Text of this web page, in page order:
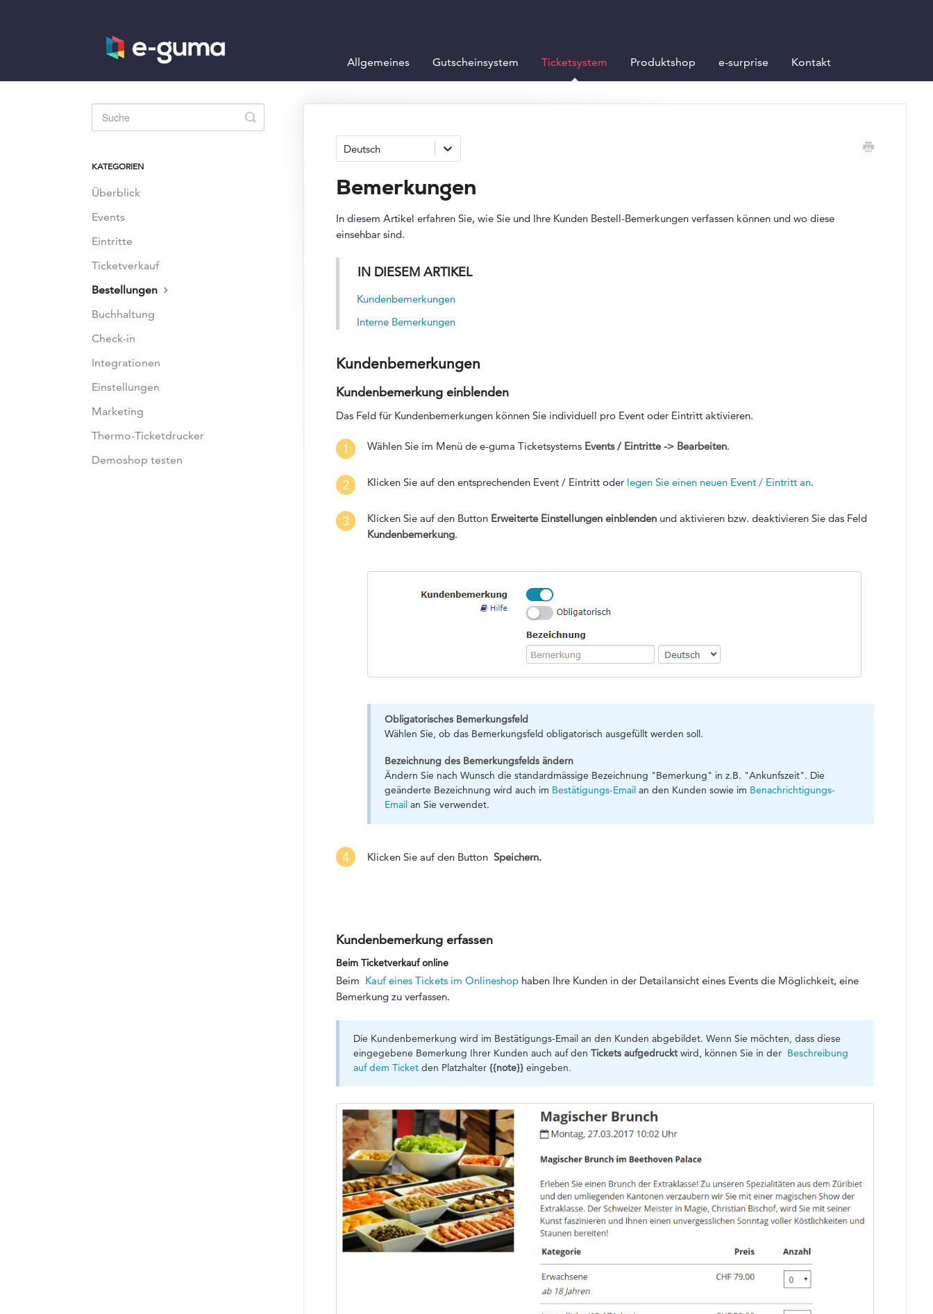
Allgemeines Gutscheinsystem Ticketsystem Produktshop e-surprise Kontakt
Deutsch
Bemerkungen
In diesem Artikel erfahren Sie, wie Sie und Ihre Kunden Bestell-Bemerkungen verfassen können und wo diese
einsehbar sind.
IN DIESEM ARTIKEL
Kundenbemerkungen
Interne Bemerkungen
Kundenbemerkungen
Kundenbemerkung einblenden
Das Feld für Kundenbemerkungen können Sie individuell pro Event oder Eintritt aktivieren.
1 Wählen Sie im Menü de e-guma Ticketsystems Events / Eintritte -> Bearbeiten.
2 Klicken Sie auf den entsprechenden Event / Eintritt oder legen Sie einen neuen Event / Eintritt an.
3 Klicken Sie auf den Button Erweiterte Einstellungen einblendenund aktivieren bzw. deaktivieren Sie das Feld
Kundenbemerkung.
Obligatorisches Bemerkungsfeld
Wählen Sie, ob das Bemerkungsfeld obligatorisch ausgefüllt werden soll.
Bezeichnung des Bemerkungsfelds ändern
Ändern Sie nach Wunsch die standardmässige Bezeichnung "Bemerkung" in z.B. "Ankunfszeit". Die
geänderte Bezeichnung wird auch im Bestätigungs-Emailan den Kunden sowie im Benachrichtigungs-
Emailan Sie verwendet.
4 Klicken Sie auf den Button Speichern.
Kundenbemerkung erfassen
Beim Ticketverkauf online
Beim Kauf eines Tickets im Onlineshophaben Ihre Kunden in der Detailansicht eines Events die Möglichkeit, eine
Bemerkung zu verfassen.
Die Kundenbemerkung wird im Bestätigungs-Email an den Kunden abgebildet. Wenn Sie möchten, dass diese
eingegebene Bemerkung Ihrer Kunden auch auf den Tickets aufgedrucktwird, können Sie in der Beschreibung
auf dem Ticketden Platzhalter {{note}}eingeben.
Toggle
Search
KATEGORIEN
Überblick
Events
Eintritte
Ticketverkauf
Bestellungen
Buchhaltung
Check-in
Integrationen
Einstellungen
Marketing
Thermo-Ticketdrucker
Demoshop testen